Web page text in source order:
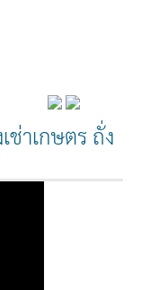
าเกษตร ถั่ง